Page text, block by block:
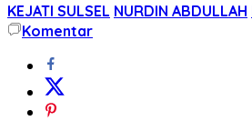
KEJATI SULSEL NURDIN ABDULLAH
Komentar